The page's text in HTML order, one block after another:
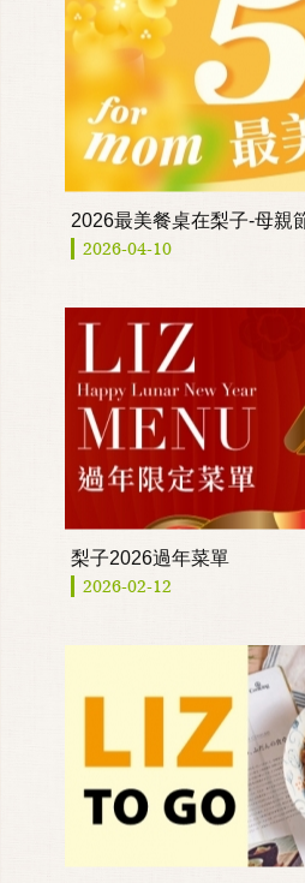
2026最美餐桌在梨子-母親
2026-04-10
梨子2026過年菜單
2026-02-12